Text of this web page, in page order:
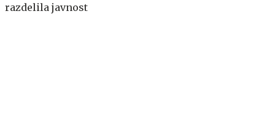
razdelila javnost